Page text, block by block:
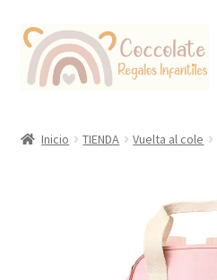
Ir
la
Ir
contenido
Inicio TIENDA Vuelta al cole